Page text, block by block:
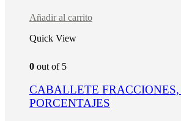
Añadir al carrito
Quick View
0 out of 5
CABALLETE
PORCENTAJES